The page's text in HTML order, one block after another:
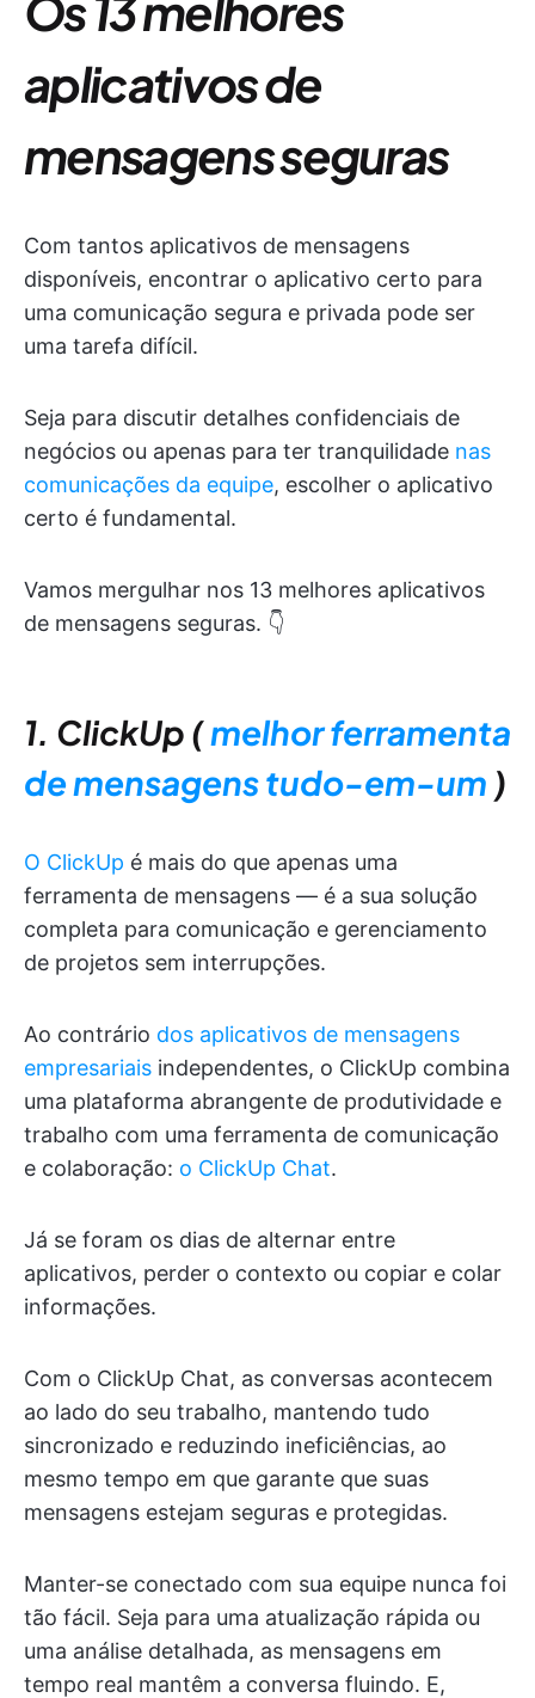
aplicativos de
mensagens seguras
Com tantos aplicativos de mensagens
disponíveis, encontrar o aplicativo certo para
uma comunicação segura e privada pode ser
uma tarefa difícil.
Seja para discutir detalhes confidenciais de
negócios ou apenas para ter tranquilidade nas
comunicações da equipe, escolher o aplicativo
certo é fundamental.
Vamos mergulhar nos 13 melhores aplicativos
de mensagens seguras. 👇
1. ClickUp (melhor ferramenta
de mensagens tudo-em-um )
O ClickUp é mais do que apenas uma
ferramenta de mensagens — é a sua solução
completa para comunicação e gerenciamento
de projetos sem interrupções.
Ao contrário dos aplicativos de mensagens
empresariais independentes, o ClickUp combina
uma plataforma abrangente de produtividade e
trabalho com uma ferramenta de comunicação
e colaboração: o ClickUp Chat.
Já se foram os dias de alternar entre
aplicativos, perder o contexto ou copiar e colar
informações.
Com o ClickUp Chat, as conversas acontecem
ao lado do seu trabalho, mantendo tudo
sincronizado e reduzindo ineficiências, ao
mesmo tempo em que garante que suas
mensagens estejam seguras e protegidas.
Manter-se conectado com sua equipe nunca foi
tão fácil. Seja para uma atualização rápida ou
uma análise detalhada, as mensagens em
tempo real mantêm a conversa fluindo. E,